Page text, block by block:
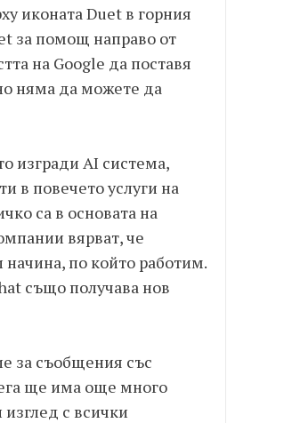
иконата Duet в горния
за помощ направо от
на Google да поставя
няма да можете да
изгради AI система,
в повечето услуги на
са в основата на
вярват, че
по който работим.
също получава нов
за съобщения със
ще има още много
с всички